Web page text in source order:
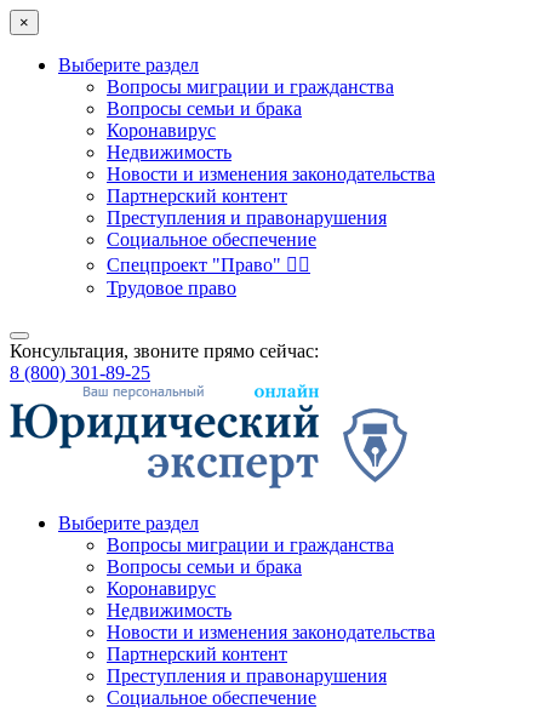
×
Выберите раздел
Вопросы миграции и гражданства
Вопросы семьи и брака
Коронавирус
Недвижимость
Новости и изменения законодательства
Партнерский контент
Преступления и правонарушения
Социальное обеспечение
Спецпроект "Право" 👮‍♂️
Трудовое право
Консультация, звоните прямо сейчас:
8 (800) 301-89-25
Выберите раздел
Вопросы миграции и гражданства
Вопросы семьи и брака
Коронавирус
Недвижимость
Новости и изменения законодательства
Партнерский контент
Преступления и правонарушения
Социальное обеспечение